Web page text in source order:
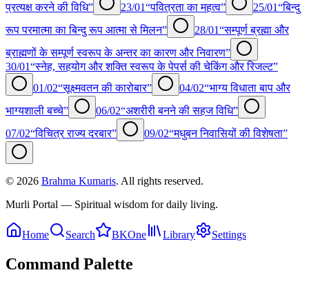
प्रत्यक्ष करने की विधि”
23/01“पवित्रता का महत्व” 25/01“बिन्दु
रूप परमात्मा का बिन्दु रूप आत्मा से मिलन”
28/01“सम्पूर्ण ब्रह्मा और
ब्राह्मणों के सम्पूर्ण स्वरूप के अन्तर का कारण और निवारण”
30/01“स्नेह, सहयोग और शक्ति स्वरूप के पेपर्स की चेकिंग और रिजल्ट”
01/02“सूक्ष्मवतन की कारोबार” 04/02“भाग्य विधाता बाप और
भाग्यशाली बच्चे”
06/02“अशरीरी बनने की सहज विधि”
07/02“विचित्र राज्य दरबार” 09/02“मधुबन निवासियों की विशेषता”
© 2026 Brahma Kumaris. All rights reserved.
Murli Portal — Spiritual wisdom for daily living.
Home Search BKOne Library Settings
Command Palette